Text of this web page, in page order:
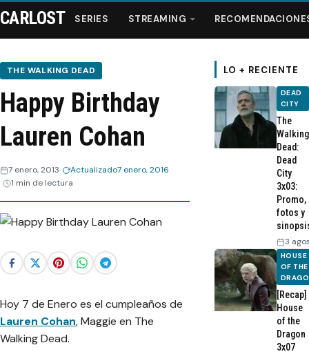
Series
Streaming
Recomendaciones
Videos
Webisodios
CARLOST SERIES STREAMING
THE WALKING DEAD
Happy Birthday
Lauren Cohan
7 enero, 2013 Actualizado7 enero, 2016
1 min de lectura
Hoy 7 de Enero es el cumpleaños de
Lauren Cohan, Maggie en The
Walking Dead.
LO + RECIENTE
DEAD
CITY
The
Walking
Dead:
Dead
City
3x03:
Promo,
fotos y
3
HOUSE
OF THE
[Recap]
House
of the
Dragon
3x07